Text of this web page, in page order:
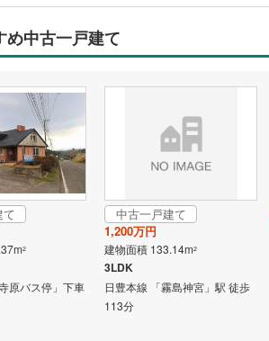
め中古一戸建て
て
2
原バス停」下車
中古一戸建て
1,200万円
建物面積 133.14m2
3LDK
日豊本線 「霧島神宮」駅 徒歩
113分